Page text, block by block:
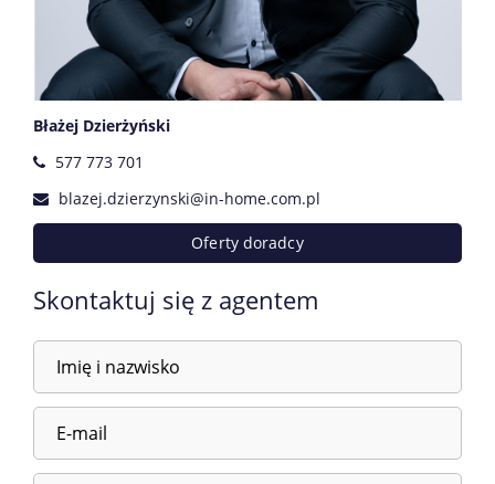
Błażej Dzierżyński
577 773 701
blazej.dzierzynski@in-home.com.pl
Oferty doradcy
Skontaktuj się z agentem